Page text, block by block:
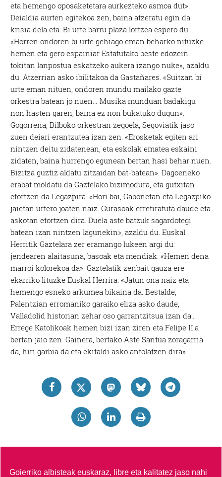
eta hemengo oposaketetara aurkezteko asmoa dut».
Deialdia aurten egitekoa zen, baina atzeratu egin da
krisia dela eta. Bi urte barru plaza lortzea espero du.
«Horren ondoren bi urte gehiago eman beharko nituzke
hemen eta gero espainiar Estatutako beste edozein
tokitan lanpostua eskatzeko aukera izango nuke», azaldu
du. Atzerrian asko ibilitakoa da Gastañares. «Suitzan bi
urte eman nituen, ondoren mundu mailako gazte
orkestra batean jo nuen… Musika munduan badakigu
non hasten garen, baina ez non bukatuko dugun».
Gogorrena, Bilboko orkestran zegoela, Segoviatik jaso
zuen deiari erantzutea izan zen: «Erosketak egiten ari
nintzen deitu zidatenean, eta eskolak ematea eskaini
zidaten, baina hurrengo egunean bertan hasi behar nuen.
Bizitza guztiz aldatu zitzaidan bat-batean». Dagoeneko
erabat moldatu da Gaztelako bizimodura, eta gutxitan
etortzen da Legazpira. «Hori bai, Gabonetan eta Legazpiko
jaietan urtero joaten naiz. Gurasoak erretiratuta daude eta
askotan etortzen dira. Duela aste batzuk sagardotegi
batean izan nintzen lagunekin», azaldu du. Euskal
Herritik Gaztelara zer eramango lukeen argi du:
jendearen alaitasuna, basoak eta mendiak. «Hemen dena
marroi kolorekoa da». Gaztelatik zenbait gauza ere
ekarriko lituzke Euskal Herrira. «Jatun ona naiz eta
hemengo esneko arkumea bikaina da. Bestalde,
Palentzian erromaniko garaiko eliza asko daude,
Valladolid historian zehar oso garrantzitsua izan da…
Errege Katolikoak hemen bizi izan ziren eta Felipe II.a
bertan jaio zen. Gainera, bertako Aste Santua zoragarria
da, hiri garbia da eta ekitaldi asko antolatzen dira».
Goierriko albisteak euskaraz, libre eta kalitatez jaso nahi